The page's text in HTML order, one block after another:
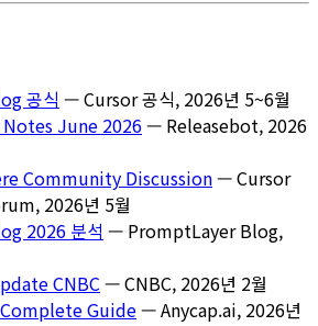
공식 — Cursor 공식, 2026년 5~6월
June 2026— Releasebot, 2026
Community Discussion— Cursor
2026년 5월
2026 분석 — PromptLayer Blog,
CNBC— CNBC, 2026년 2월
Guide— Anycap.ai, 2026년